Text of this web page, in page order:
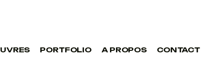
PORTFOLIO A PROPOS CONTACT